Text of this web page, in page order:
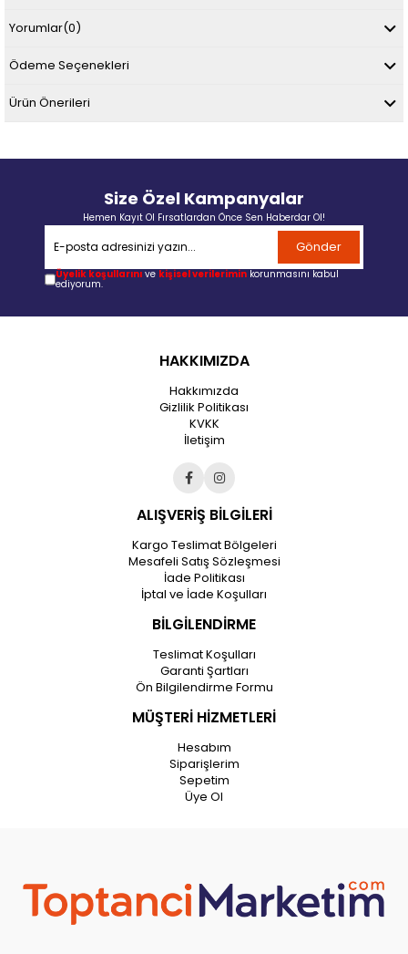
Yorumlar(0)
Ödeme Seçenekleri
Ürün Önerileri
Size Özel Kampanyalar
Hemen Kayıt Ol Fırsatlardan Önce Sen Haberdar Ol!
Gönder
Üyelik koşullarını ve kişisel verilerimin korunmasını kabul
ediyorum.
HAKKIMIZDA
Hakkımızda
Gizlilik Politikası
KVKK
İletişim
ALIŞVERİŞ BİLGİLERİ
Kargo Teslimat Bölgeleri
Mesafeli Satış Sözleşmesi
İade Politikası
İptal ve İade Koşulları
BİLGİLENDİRME
Teslimat Koşulları
Garanti Şartları
Ön Bilgilendirme Formu
MÜŞTERİ HİZMETLERİ
Hesabım
Siparişlerim
Sepetim
Üye Ol